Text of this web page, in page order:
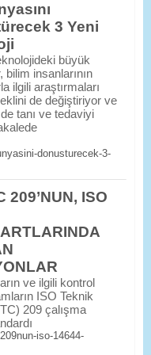
3 Yeni
büyük
bilim insanlarının
ilgili araştırmaları
de değiştiriyor ve
tanı ve tedaviyi
donusturecek-3-
209’NUN, ISO
ve ilgili kontrol
ISO Teknik
209 çalışma
iso-14644-